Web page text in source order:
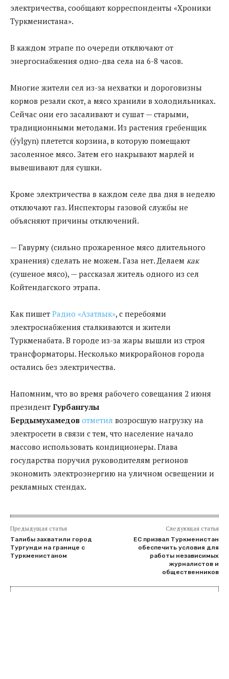
электричества, сообщают корреспонденты «Хроники
Туркменистана».
В каждом этрапе по очереди отключают от
энергоснабжения одно-два села на 6-8 часов.
Многие жители сел из-за нехватки и дороговизны
кормов резали скот, а мясо хранили в холодильниках.
Сейчас они его засаливают и сушат — старыми,
традиционными методами. Из растения гребенщик
(ýylgyn) плетется корзина, в которую помещают
засоленное мясо. Затем его накрывают марлей и
вывешивают для сушки.
Кроме электричества в каждом селе два дня в неделю
отключают газ. Инспекторы газовой службы не
объясняют причины отключений.
— Гавурму (сильно прожаренное мясо длительного
хранения) сделать не можем. Газа нет. Делаем как
(сушеное мясо), — рассказал житель одного из сел
Койтендагского этрапа.
Как пишет Радио «Азатлык», с перебоями
электроснабжения сталкиваются и жители
Туркменабата. В городе из-за жары вышли из строя
трансформаторы. Несколько микрорайонов города
остались без электричества.
Напомним, что во время рабочего совещания 2 июня
президент Гурбангулы
Бердымухамедов отметил возросшую нагрузку на
электросети в связи с тем, что население начало
массово использовать кондиционеры. Глава
государства поручил руководителям регионов
экономить электроэнергию на уличном освещении и
рекламных стендах.
Предыдущая статья
Талибы захватили город
Тургунди на границе с
Туркменистаном
Следующая статья
ЕС призвал Туркменистан
обеспечить условия для
работы независимых
журналистов и
общественников